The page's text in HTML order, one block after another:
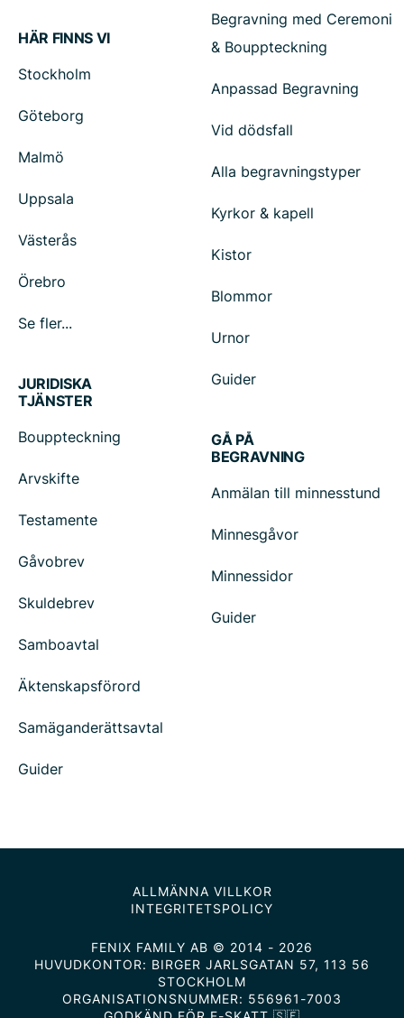
HÄR FINNS VI
Stockholm
Göteborg
Malmö
Uppsala
Västerås
Örebro
Se fler...
Begravning med Ceremoni
& Bouppteckning
Anpassad Begravning
Vid dödsfall
Alla begravningstyper
Kyrkor & kapell
Kistor
Blommor
Urnor
Guider
JURIDISKA
TJÄNSTER
Bouppteckning
Arvskifte
Testamente
Gåvobrev
Skuldebrev
Samboavtal
Äktenskapsförord
Samäganderättsavtal
Guider
GÅ PÅ
BEGRAVNING
Anmälan till minnesstund
Minnesgåvor
Minnessidor
Guider
ALLMÄNNA VILLKOR
INTEGRITETSPOLICY
FENIX FAMILY AB © 2014 - 2026
HUVUDKONTOR: BIRGER JARLSGATAN 57, 113 56
STOCKHOLM
ORGANISATIONSNUMMER: 556961-7003